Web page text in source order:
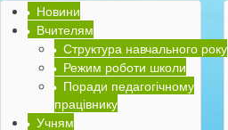
Новини
Вчителям
Структура навчального року
Режим роботи школи
Поради педагогічному
працівнику
Учням